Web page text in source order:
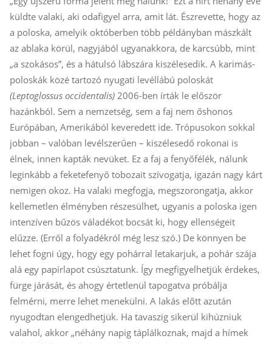
küldte valaki, aki odafigyel arra, amit lát. Észrevette, hogy az
a poloska, amelyik októberben több példányban mászkált
az ablaka körül, nagyjából ugyanakkora, de karcsúbb, mint
„a szokásos”, és a hátulsó lábszára kiszélesedik. A ka­ri­más­
po­los­kák közé tartozó nyugati levéllábú poloskát
(Leptoglossus occidentalis) 2006-ben írták le először
hazánkból. Sem a nemzetség, sem a faj nem őshonos
Európában, Amerikából keveredett ide. Trópusokon sokkal
jobban – valóban levélszerűen – kiszélesedő rokonai is
élnek, innen kapták nevüket. Ez a faj a fenyőfélék, nálunk
leginkább a feketefenyő tobozait szívogatja, igazán nagy kárt
nemigen okoz. Ha valaki megfogja, megszorongatja, akkor
kellemetlen élményben részesülhet, ugyanis a poloska igen
intenzíven bűzös váladékot bocsát ki, hogy ellenségeit
elűzze. (Erről a folyadékról még lesz szó.) De könnyen be
lehet fogni úgy, hogy egy pohárral letakarjuk, a pohár szája
alá egy papírlapot csúsztatunk. Így megfigyelhetjük érdekes,
fürge járását, és ahogy értetlenül tapogatva próbálja
felmérni, merre lehet menekülni. A lakás előtt azután
nyugodtan elengedhetjük. Ha tavaszig sikerül kihúzniuk
valahol, akkor „néhány napig táplálkoznak, majd a hímek